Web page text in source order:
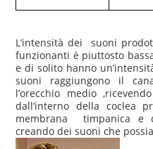
L’intensità dei
suoni
funzionanti è piuttosto
e di solito hanno
suoni raggiungono il
l’orecchio medio
dall’interno della coclea
membrana timpanica e
creando dei suoni che